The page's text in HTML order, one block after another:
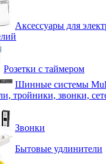
Аксессуары для
Розетки с таймером
Шинные системы
тройники, звонки,
Звонки
Бытовые удлинители